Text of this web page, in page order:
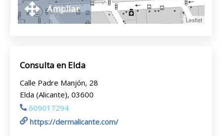
Leaflet
Ampliar
Consulta en Elda
Calle Padre Manjón, 28
Elda (Alicante), 03600
609017294
https://dermalicante.com/